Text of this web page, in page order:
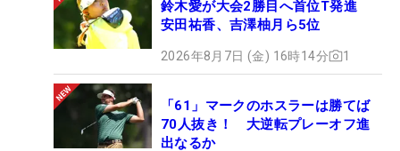
鈴木愛が大会2勝目へ首位T発進
安田祐香、吉澤柚月ら5位
2026年8月7日 (金) 16時14分 1
「61」マークのホスラーは勝てば
70人抜き！ 大逆転プレーオフ進
出なるか